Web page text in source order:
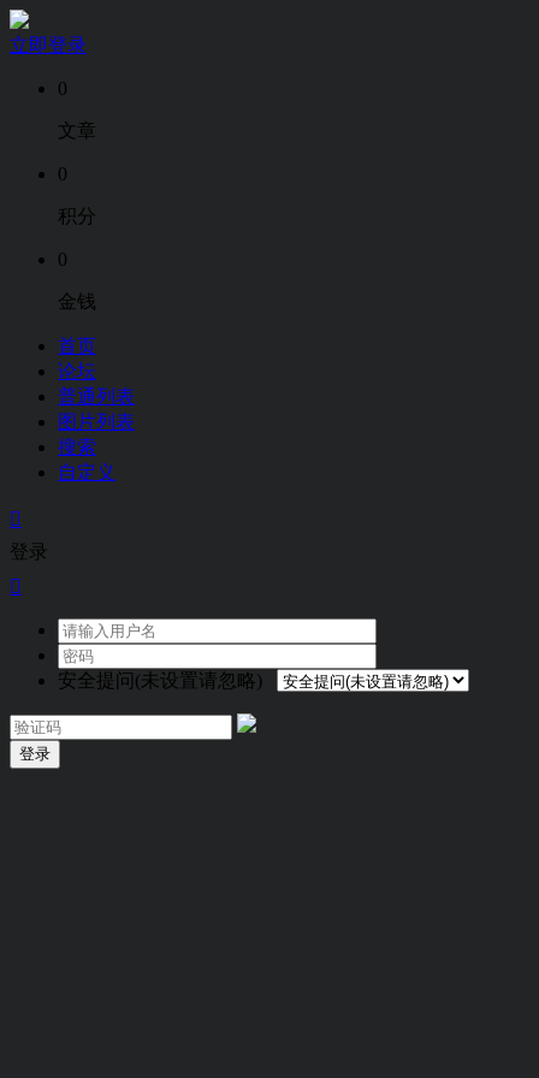
立即登录
0
文章
0
积分
0
金钱
首页
论坛
普通列表
图片列表
搜索
自定义

登录

安全提问(未设置请忽略)
登录